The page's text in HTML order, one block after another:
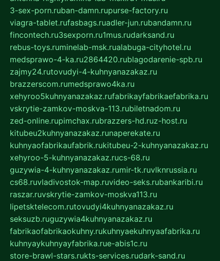
3-sex-porn.ruban-damn.rupurse-factory.ru
viagra-tablet.rufasbags.ruadler-jun.rubandamn.ru
fincontech.ru3sexporn.ru1mus.rudarksand.ru
rebus-toys.ruminelab-msk.rualabuga-cityhotel.ru
medsprawo-4-ka.ru2864420.rublagodarenie-spb.ru
zajmy24.rutovudyi-4-kuhnyanazakaz.ru
brazzerscom.rumedsprawo4ka.ru
xehyroo5kuhnyanazakaz.rufabrikayfabrikaefabrika.ru
vskrytie-zamkov-moskva-113.rubiletnadom.ru
zed-online.rupimchax.rubrazzers-hd.ruz-host.ru
kitubeu2kuhnyanazakaz.runaperekate.ru
kuhnyaofabrikaufabrik.rukitubeu-2-kuhnyanazakaz.ru
xehyroo-5-kuhnyanazakaz.rucs-68.ru
guzywia-4-kuhnyanazakaz.rumir-tk.ruvlknrussia.ru
cs68.ruvladivostok-map.ruvideo-seks.rubankaribi.ru
raszar.ruvskrytie-zamkov-moskva113.ru
lipetsktelecom.rutovudyi4kuhnyanazakaz.ru
seksuzb.ruguzywia4kuhnyanazakaz.ru
fabrikaofabrikaokuhny.rukuhnyaekuhnyaafabrika.ru
kuhnyaykuhnyayfabrika.rue-abis1c.ru
store-brawl-stars.rukts-services.rudark-sand.ru